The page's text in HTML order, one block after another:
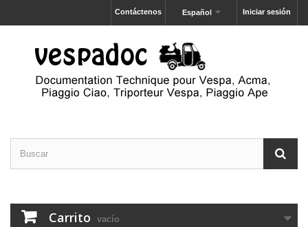
Iniciar sesión
Español
Contáctenos
Carrito vacío